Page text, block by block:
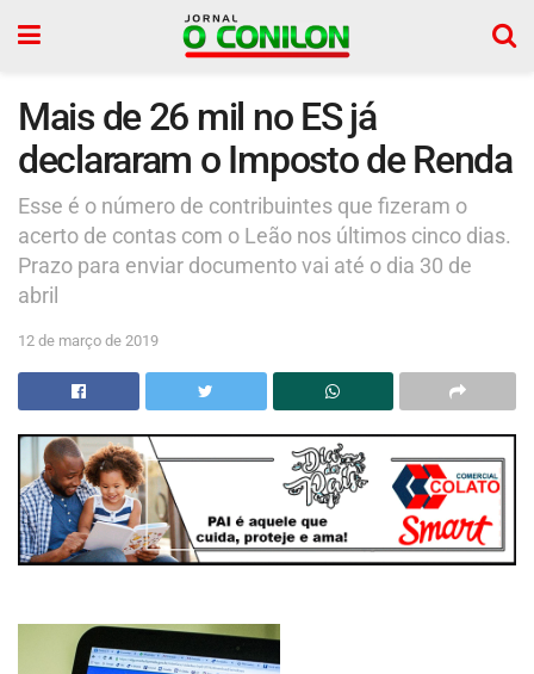
Mais de 26 mil no ES já
declararam o Imposto de Renda
Esse é o número de contribuintes que fizeram o
acerto de contas com o Leão nos últimos cinco dias.
Prazo para enviar documento vai até o dia 30 de
abril
12 de março de 2019